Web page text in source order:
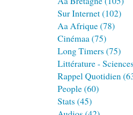
Sur Internet(102)
Aa Afrique(78)
Cinémaa(75)
Long Timers (75)
Littérature - Sciences
Rappel Quotidien
People(60)
Stats (45)